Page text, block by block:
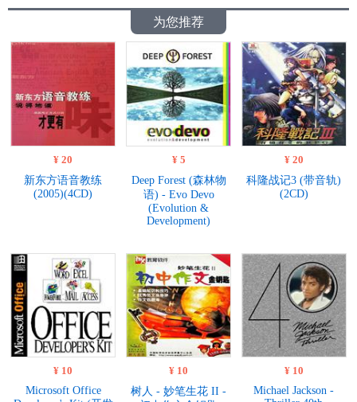
为您推荐
¥ 20
新东方语音教练
(2005)(4CD)
¥ 5
Deep Forest (森林物
语) - Evo Devo
(Evolution &
Development)
¥ 20
科隆战记3 (带音轨)
(2CD)
¥ 10
Microsoft Office
¥ 10
树人 - 妙笔生花 II -
¥ 10
Michael Jackson -